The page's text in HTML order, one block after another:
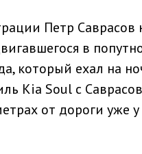
Петр Саврасов
в
который ехал на
Kia Soul с
от дороги уже у